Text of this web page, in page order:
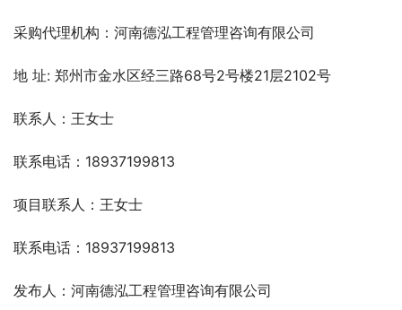
采购代理机构：河南德泓工程管理咨询有限公司
地 址: 郑州市金水区经三路68号2号楼21层2102号
联系人：王女士
联系电话：18937199813
项目联系人：王女士
联系电话：18937199813
发布人：河南德泓工程管理咨询有限公司